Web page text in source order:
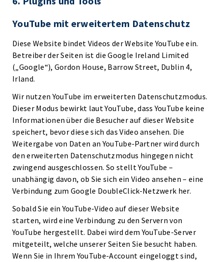
YouTube mit erweitertem Datenschutz
Diese Website bindet Videos der Website YouTube ein.
Betreiber der Seiten ist die Google Ireland Limited
(„Google“), Gordon House, Barrow Street, Dublin 4,
Irland.
Wir nutzen YouTube im erweiterten Datenschutzmodus.
Dieser Modus bewirkt laut YouTube, dass YouTube keine
Informationen über die Besucher auf dieser Website
speichert, bevor diese sich das Video ansehen. Die
Weitergabe von Daten an YouTube-Partner wird durch
den erweiterten Datenschutzmodus hingegen nicht
zwingend ausgeschlossen. So stellt YouTube –
unabhängig davon, ob Sie sich ein Video ansehen – eine
Verbindung zum Google DoubleClick-Netzwerk her.
Sobald Sie ein YouTube-Video auf dieser Website
starten, wird eine Verbindung zu den Servern von
YouTube hergestellt. Dabei wird dem YouTube-Server
mitgeteilt, welche unserer Seiten Sie besucht haben.
Wenn Sie in Ihrem YouTube-Account eingeloggt sind,